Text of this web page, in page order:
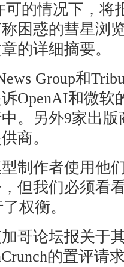
的情况下，将
困惑的彗星浏
的详细摘要。
Group和
OpenAI和微软
。另外9家出
商。
制作者使用他
但我们必须看
权衡。
哥论坛报关于
的置评请